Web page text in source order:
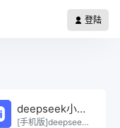
登陆
deepseek小程序
[手机版]deepseek小程序在线使用。